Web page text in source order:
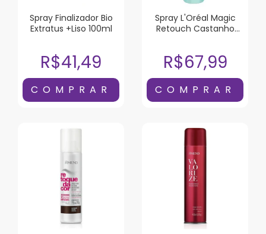
Spray Finalizador Bio
Extratus +Liso 100ml
R$41,49
Spray L'Oréal Magic
Retouch Castanho
R$67,99